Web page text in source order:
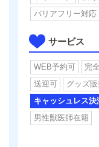
バリアフリー対応
サービス
WEB予約可 完
送迎可
グッズ販
キャッシュレス決
男性獣医師在籍